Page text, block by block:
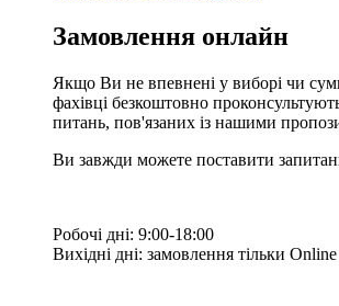
Замовлення онлайн
Якщо Ви не впевнені у виборі чи
фахівці безкоштовно
питань, пов'язаних із нашими
Ви завжди можете поставити
Робочі дні: 9:00-18:00
Вихідні дні: замовлення тільки Online